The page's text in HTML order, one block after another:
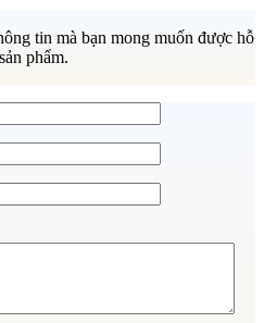
tin mà bạn mong muốn được hỗ
phẩm.